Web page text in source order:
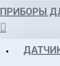
ПРИБОРЫ